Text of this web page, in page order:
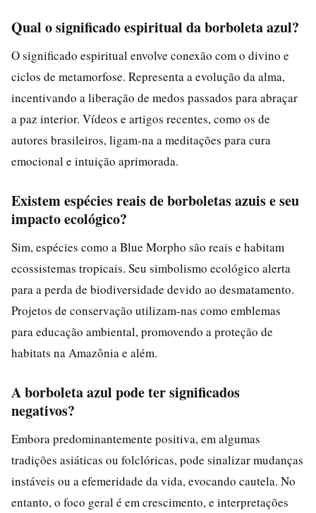
Qual o significado espiritual da borboleta azul?
O significado espiritual envolve conexão com o divino e
ciclos de metamorfose. Representa a evolução da alma,
incentivando a liberação de medos passados para abraçar
a paz interior. Vídeos e artigos recentes, como os de
autores brasileiros, ligam-na a meditações para cura
emocional e intuição aprimorada.
Existem espécies reais de borboletas azuis e seu
impacto ecológico?
Sim, espécies como a Blue Morpho são reais e habitam
ecossistemas tropicais. Seu simbolismo ecológico alerta
para a perda de biodiversidade devido ao desmatamento.
Projetos de conservação utilizam-nas como emblemas
para educação ambiental, promovendo a proteção de
habitats na Amazônia e além.
A borboleta azul pode ter significados
negativos?
Embora predominantemente positiva, em algumas
tradições asiáticas ou folclóricas, pode sinalizar mudanças
instáveis ou a efemeridade da vida, evocando cautela. No
entanto, o foco geral é em crescimento, e interpretações